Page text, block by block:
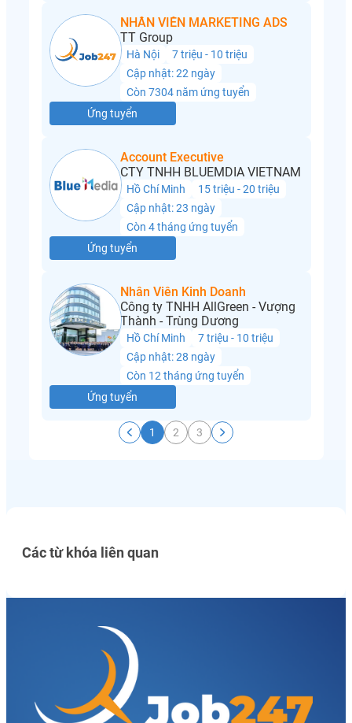
NHÂN VIÊN MARKETING ADS
TT Group
Hà Nội
7 triệu - 10 triệu
Cập nhật: 22 ngày
Còn 7304 năm ứng tuyển
Ứng tuyển
Account Executive
CTY TNHH BLUEMDIA VIETNAM
Hồ Chí Minh
15 triệu - 20 triệu
Cập nhật: 23 ngày
Còn 4 tháng ứng tuyển
Ứng tuyển
Nhân Viên Kinh Doanh
Công ty TNHH AllGreen - Vượng
Thành - Trùng Dương
Hồ Chí Minh
7 triệu - 10 triệu
Cập nhật: 28 ngày
Còn 12 tháng ứng tuyển
Ứng tuyển
1 2 3
Các từ khóa liên quan